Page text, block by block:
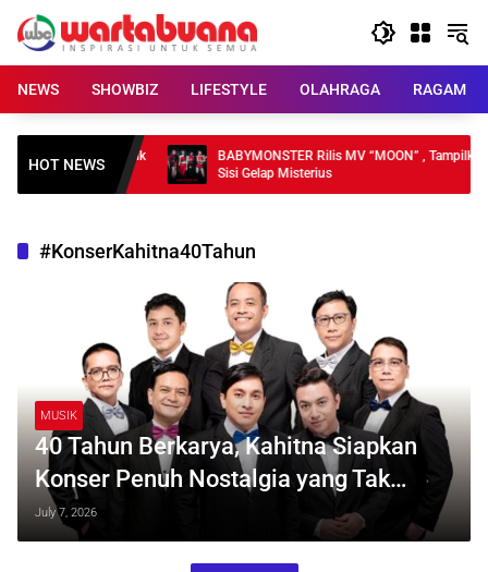
content
NEWS
SHOWBIZ LIFESTYLE OLAHRAGA RAGAM
HOT NEWS
Pelayanan Publik
BABYMONSTER Rilis MV “MOON” , Tampilkan
Sisi Gelap Misterius
#KonserKahitna40Tahun
MUSIK
40 Tahun Berkarya, Kahitna Siapkan
Konser Penuh Nostalgia yang Tak
Terlupakan
July 7, 2026